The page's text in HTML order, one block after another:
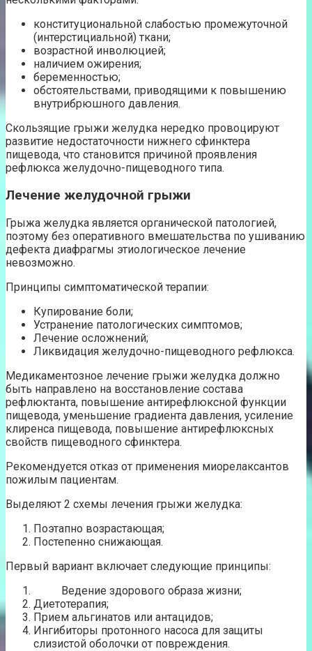
конституциональной слабостью промежуточной
(интерстициальной) ткани;
возрастной инволюцией;
наличием ожирения;
беременностью;
обстоятельствами, приводящими к повышению
внутрибрюшного давления.
Скользящие грыжи желудка нередко провоцируют
развитие недостаточности нижнего сфинктера
пищевода, что становится причиной проявления
рефлюкса желудочно-пищеводного типа.
Лечение желудочной грыжи
Грыжа желудка является органической патологией,
поэтому без оперативного вмешательства по ушиванию
дефекта диафрагмы этиологическое лечение
невозможно.
Принципы симптоматической терапии:
Купирование боли;
Устранение патологических симптомов;
Лечение осложнений;
Ликвидация желудочно-пищеводного рефлюкса.
Медикаментозное лечение грыжи желудка должно
быть направлено на восстановление состава
рефлюктанта, повышение антирефлюксной функции
пищевода, уменьшение градиента давления, усиление
клиренса пищевода, повышение антирефлюксных
свойств пищеводного сфинктера.
Рекомендуется отказ от применения миорелаксантов
пожилым пациентам.
Выделяют 2 схемы лечения грыжи желудка:
Поэтапно возрастающая;
Постепенно снижающая.
Первый вариант включает следующие принципы:
Ведение здорового образа жизни;
Диетотерапия;
Прием альгинатов или антацидов;
Ингибиторы протонного насоса для защиты
слизистой оболочки от повреждения.